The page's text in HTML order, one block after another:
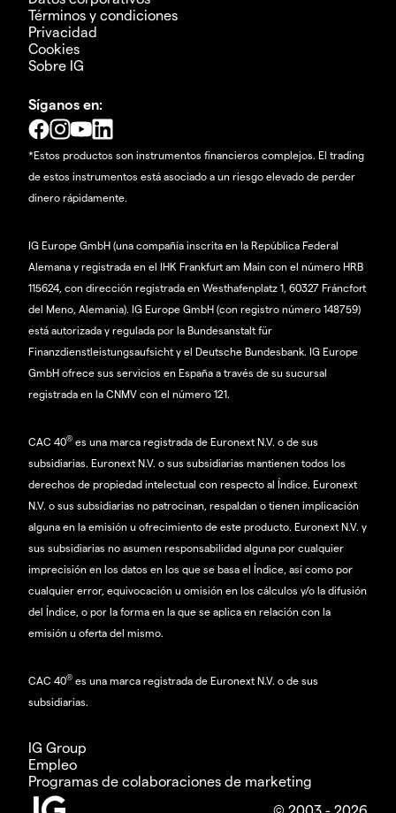
Términos y condiciones
Privacidad
Cookies
Sobre IG
Síganos en:
*Estos productos son instrumentos financieros complejos. El trading
de estos instrumentos está asociado a un riesgo elevado de perder
dinero rápidamente.
IG Europe GmbH (una compañía inscrita en la República Federal
Alemana y registrada en el IHK Frankfurt am Main con el número HRB
115624, con dirección registrada en Westhafenplatz 1, 60327 Fráncfort
del Meno, Alemania). IG Europe GmbH (con registro número 148759)
está autorizada y regulada por la Bundesanstalt für
Finanzdienstleistungsaufsicht y el Deutsche Bundesbank. IG Europe
GmbH ofrece sus servicios en España a través de su sucursal
registrada en la CNMV con el número 121.
CAC 40® es una marca registrada de Euronext N.V. o de sus
subsidiarias. Euronext N.V. o sus subsidiarias mantienen todos los
derechos de propiedad intelectual con respecto al Índice. Euronext
N.V. o sus subsidiarias no patrocinan, respaldan o tienen implicación
alguna en la emisión u ofrecimiento de este producto. Euronext N.V. y
sus subsidiarias no asumen responsabilidad alguna por cualquier
imprecisión en los datos en los que se basa el Índice, así como por
cualquier error, equivocación u omisión en los cálculos y/o la difusión
del Índice, o por la forma en la que se aplica en relación con la
emisión u oferta del mismo.
CAC 40® es una marca registrada de Euronext N.V. o de sus
subsidiarias.
IG Group
Empleo
Programas de colaboraciones de marketing
© 2003 - 2026